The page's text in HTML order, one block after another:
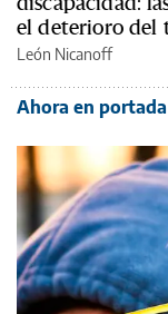
el deterioro del
León Nicanoff
Ahora en portada